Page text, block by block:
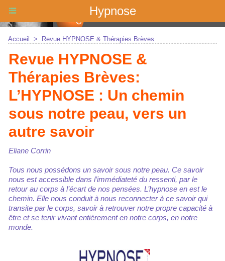
Hypnose
Accueil > Revue HYPNOSE & Thérapies Brèves
Revue HYPNOSE &
Thérapies Brèves:
L’HYPNOSE : Un chemin
sous notre peau, vers un
autre savoir
Eliane Corrin
Tous nous possédons un savoir sous notre peau. Ce savoir
nous est accessible dans l’immédiateté du ressenti, par le
retour au corps à l’écart de nos pensées. L’hypnose en est le
chemin. Elle nous conduit à nous reconnecter à ce savoir qui
transite par le corps, savoir à retrouver notre propre capacité à
être et se tenir vivant entièrement en notre corps, en notre
monde.